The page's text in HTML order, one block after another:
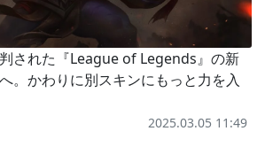
判された『League of Legends』の新
。かわりに別スキンにもっと力を入
2025.03.05 11:49